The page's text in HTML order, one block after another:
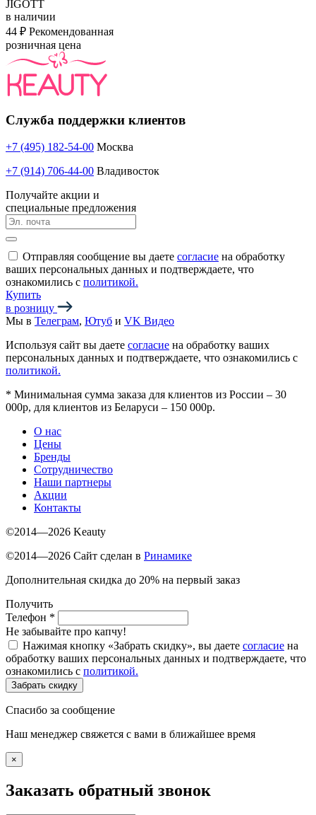
JIGOTT
в наличии
44 ₽ Рекомендованная
розничная цена
Служба поддержки клиентов
+7 (495) 182-54-00 Москва
+7 (914) 706-44-00 Владивосток
Получайте акции и
специальные предложения
Отправляя сообщение вы даете согласие на обработку
ваших персональных данных и подтверждаете, что
ознакомились с политикой.
Купить
в розницу
Мы в Телеграм, Ютуб и VK Видео
Используя сайт вы даете согласие на обработку ваших
персональных данных и подтверждаете, что ознакомились с
политикой.
* Минимальная сумма заказа для клиентов из России – 30
000р, для клиентов из Беларуси – 150 000р.
О нас
Цены
Бренды
Сотрудничество
Наши партнеры
Акции
Контакты
©2014—2026 Keauty
©2014—2026 Сайт сделан в Ринамике
Дополнительная скидка до 20% на первый заказ
Получить
Телефон *
Не забывайте про капчу!
Нажимая кнопку «Забрать скидку», вы даете согласие на
обработку ваших персональных данных и подтверждаете, что
ознакомились с политикой.
Забрать скидку
Спасибо за сообщение
Наш менеджер свяжется с вами в ближайшее время
×
Заказать обратный звонок